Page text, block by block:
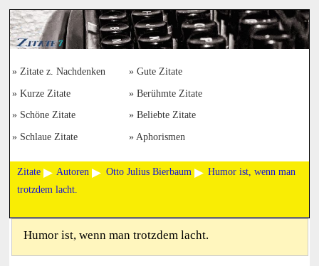
Zitate z. Nachdenken Gute Zitate
Kurze Zitate Berühmte Zitate
Schöne Zitate Beliebte Zitate
Schlaue Zitate Aphorismen
Zitate Autoren Otto Julius Bierbaum
Humor ist, wenn man
trotzdem lacht.
Humor ist, wenn man trotzdem lacht.